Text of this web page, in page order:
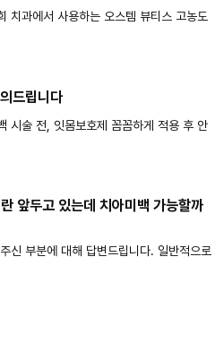
치과에서 사용하는 오스템 뷰티스 고농도
드립니다
시술 전, 잇몸보호제 꼼꼼하게 적용 후 안
앞두고 있는데 치아미백 가능할까
신 부분에 대해 답변드립니다. 일반적으로